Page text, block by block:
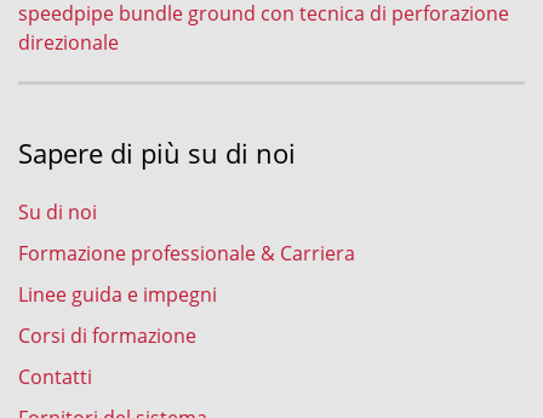
speedpipe bundle ground con tecnica di perforazione
direzionale
Sapere di più su di noi
Su di noi
Formazione professionale & Carriera
Linee guida e impegni
Corsi di formazione
Contatti